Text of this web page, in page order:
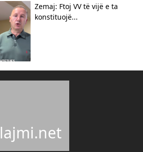
Zemaj: Ftoj VV të vijë e ta
konstituojë...
lajmi.net